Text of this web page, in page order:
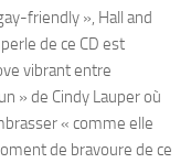
friendly », Hall and
de ce CD est
vibrant entre
» de Cindy Lauper où
« comme elle
de bravoure de ce